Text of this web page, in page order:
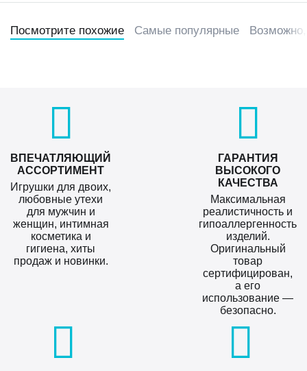
Посмотрите похожие Самые популярные Возможно,
ВПЕЧАТЛЯЮЩИЙ
АССОРТИМЕНТ
Игрушки для двоих,
любовные утехи
для мужчин и
женщин, интимная
косметика и
гигиена, хиты
продаж и новинки.
ГАРАНТИЯ
ВЫСОКОГО
КАЧЕСТВА
Максимальная
реалистичность и
гипоаллергенность
изделий.
Оригинальный
товар
сертифицирован,
а его
использование —
безопасно.